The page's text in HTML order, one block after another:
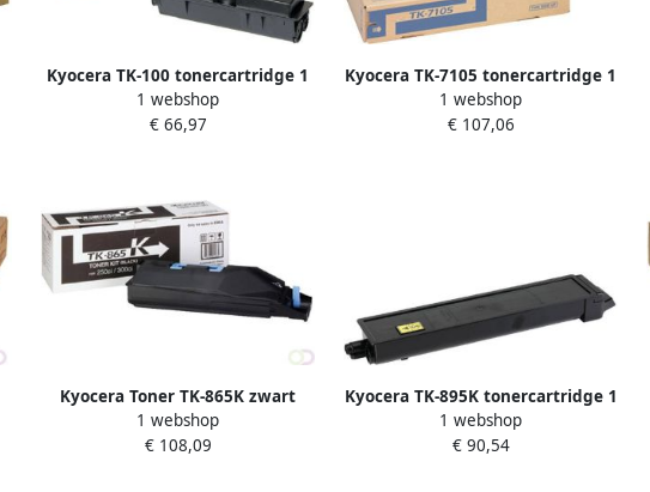
Kyocera TK-100 tonercartridge 1
stuk(s) Origineel Zwart
(370PU5KW)
1 webshop
€ 66,97
Kyocera TK-7105 tonercartridge 1
stuk(s) Origineel Zwart
(1T02P80NL0)
1 webshop
€ 107,06
Kyocera Toner TK-865K zwart
1 webshop
€ 108,09
Kyocera TK-895K tonercartridge 1
stuk(s) Origineel Zwart
(1T02K00NL0)
1 webshop
€ 90,54